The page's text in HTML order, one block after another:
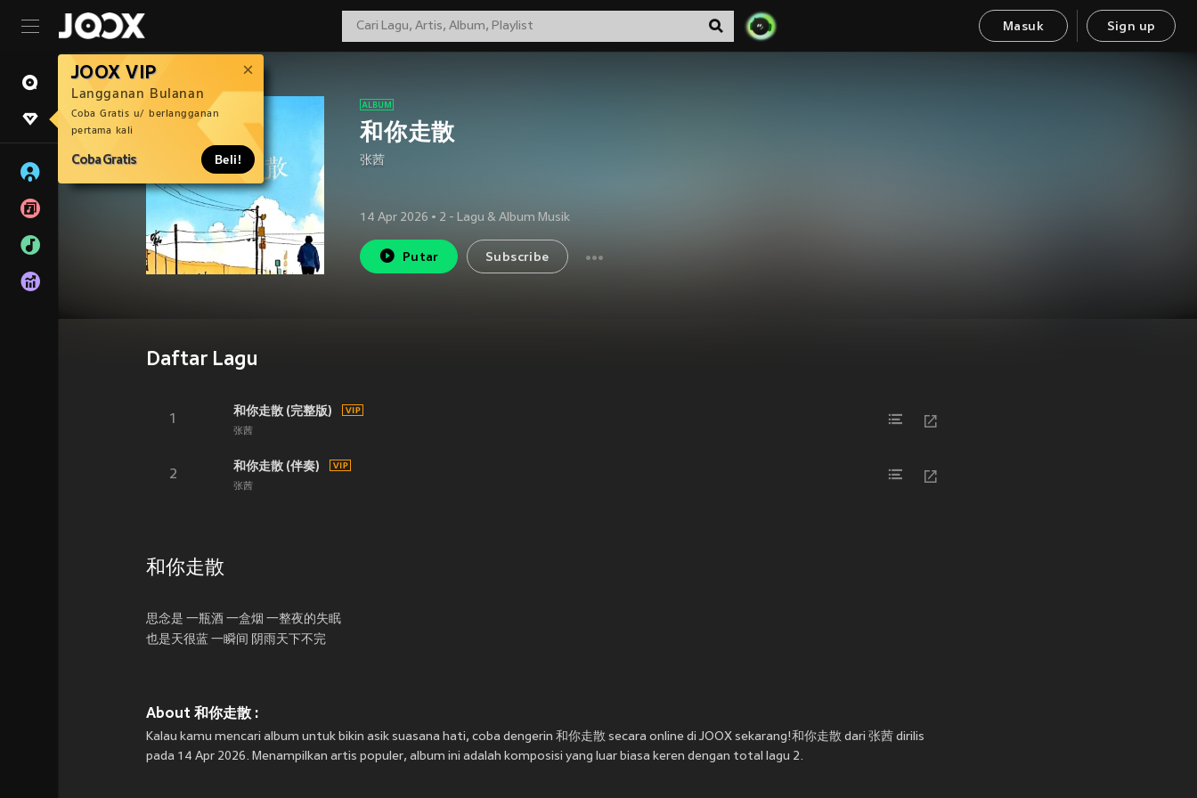
Masuk Sign up
JOOX VIP
Langganan Bulanan
Coba Gratis u/ berlangganan
pertama kali
Coba Gratis Beli!
和你走散
张茜
14 Apr 2026 • 2 - Lagu & Album Musik
Putar Subscribe
Daftar Lagu
1
和你走散 (完整版)
张茜
2
和你走散 (伴奏)
张茜
和你走散
思念是 一瓶酒 一盒烟 一整夜的失眠
也是天很蓝 一瞬间 阴雨天下不完
About 和你走散 :
Kalau kamu mencari album untuk bikin asik suasana hati, coba dengerin 和你走散 secara online di JOOX sekarang!和你走散 dari 张茜 dirilis
pada 14 Apr 2026. Menampilkan artis populer, album ini adalah komposisi yang luar biasa keren dengan total lagu 2.